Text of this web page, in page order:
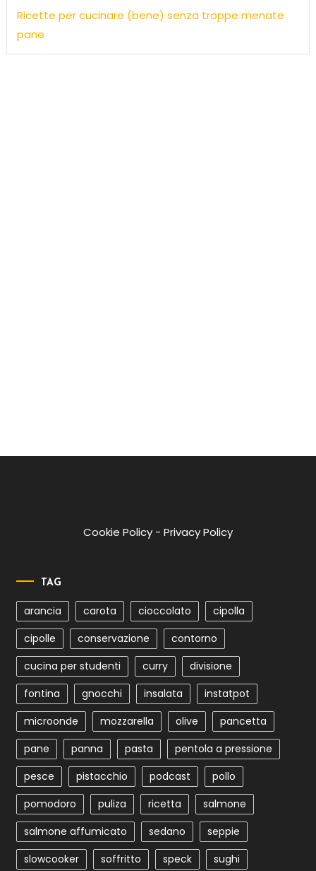
Ricette per cucinare (bene) senza troppe menate
pane
Cookie Policy -Privacy Policy
TAG
arancia carota cioccolato
cipolla
cipolle
conservazione
contorno
cucina per studenti
curry
divisione
fontina
gnocchi insalata
instatpot
microonde
mozzarella olive
pancetta
pane
panna pasta
pentola a pressione
pesce
pistacchio podcast
pollo
pomodoro
puliza ricetta
salmone
salmone affumicato
sedano
seppie
slowcooker
soffritto speck sughi